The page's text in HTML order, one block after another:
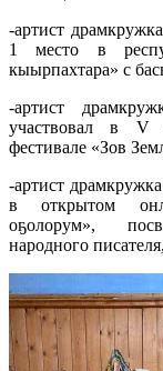
-артист
1 место в
кыырпахтара» с
-артист
участвовал в V
фестивале «Зов
-артист
в открытом
оҕолорум»,
народного